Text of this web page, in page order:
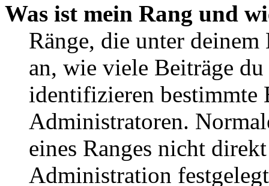
Was ist mein Rang und
Ränge, die unter deinem
an, wie viele Beiträge
identifizieren bestimmte
Administratoren.
eines Ranges nicht
Administration